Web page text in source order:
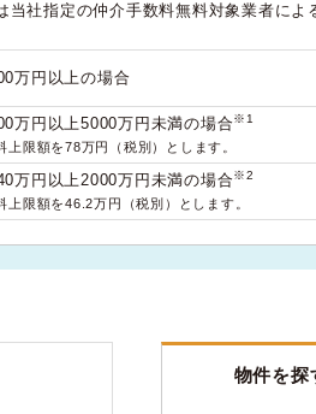
当社指定の仲介手数料無料対象業者によ
万円以上の場合
万円以上5000万円未満の場合※1
限額を78万円（税別）とします。
万円以上2000万円未満の場合※2
限額を46.2万円（税別）とします。
物件を探